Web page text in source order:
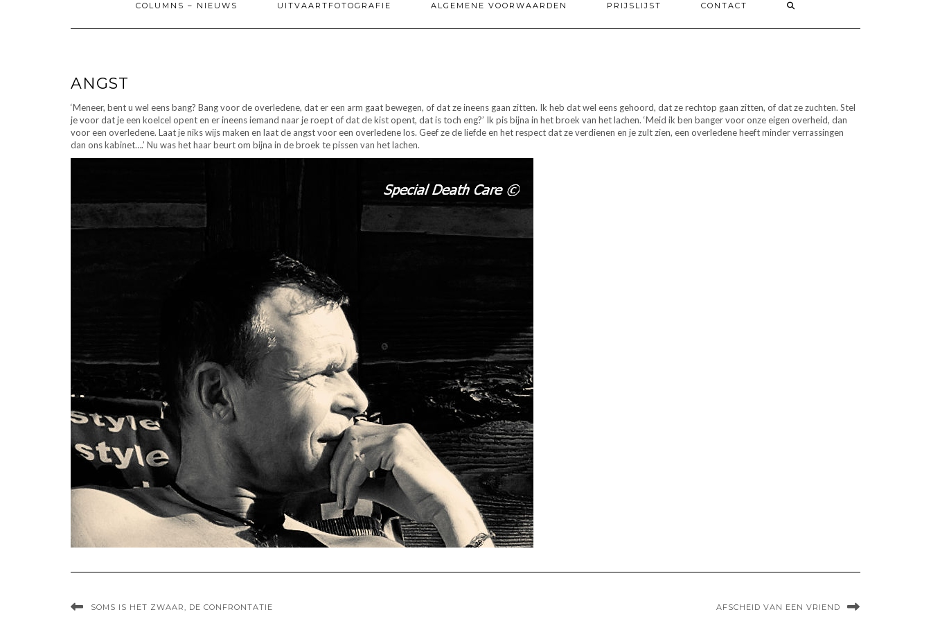
COLUMNS – NIEUWS UITVAARTFOTOGRAFIE ALGEMENE VOORWAARDEN PRIJSLIJST CONTACT
ANGST
‘Meneer, bent u wel eens bang? Bang voor de overledene, dat er een arm gaat bewegen, of dat ze ineens gaan zitten. Ik heb dat wel eens gehoord, dat ze rechtop gaan zitten, of dat ze zuchten. Stel
je voor dat je een koelcel opent en er ineens iemand naar je roept of dat de kist opent, dat is toch eng?’ Ik pis bijna in het broek van het lachen. ‘Meid ik ben banger voor onze eigen overheid, dan
voor een overledene. Laat je niks wijs maken en laat de angst voor een overledene los. Geef ze de liefde en het respect dat ze verdienen en je zult zien, een overledene heeft minder verrassingen
dan ons kabinet….’ Nu was het haar beurt om bijna in de broek te pissen van het lachen.
SOMS IS HET ZWAAR, DE CONFRONTATIE AFSCHEID VAN EEN VRIEND